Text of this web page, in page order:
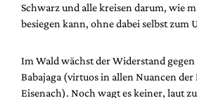
Schwarz und alle kreisen darum, wie
besiegen kann, ohne dabei selbst zum
Im Wald wächst der Widerstand
Babajaga (virtuos in allen Nuancen
Eisenach). Noch wagt es keiner, laut